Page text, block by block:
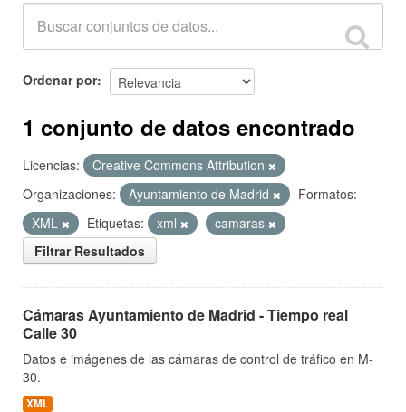
Ordenar por
1 conjunto de datos encontrado
Licencias:
Creative Commons Attribution
Organizaciones:
Ayuntamiento de Madrid
Formatos:
XML
Etiquetas: xml
camaras
Filtrar Resultados
Cámaras Ayuntamiento de Madrid - Tiempo real
Calle 30
Datos e imágenes de las cámaras de control de tráfico en M-
30.
XML